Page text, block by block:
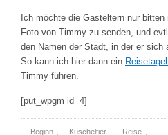
Ich möchte die Gasteltern nur bitten
Foto von Timmy zu senden, und
den Namen der Stadt, in der er sich
So kann ich hier dann ein
Timmy führen.
[put_wpgm id=4]
Beginn Kuscheltier Reise